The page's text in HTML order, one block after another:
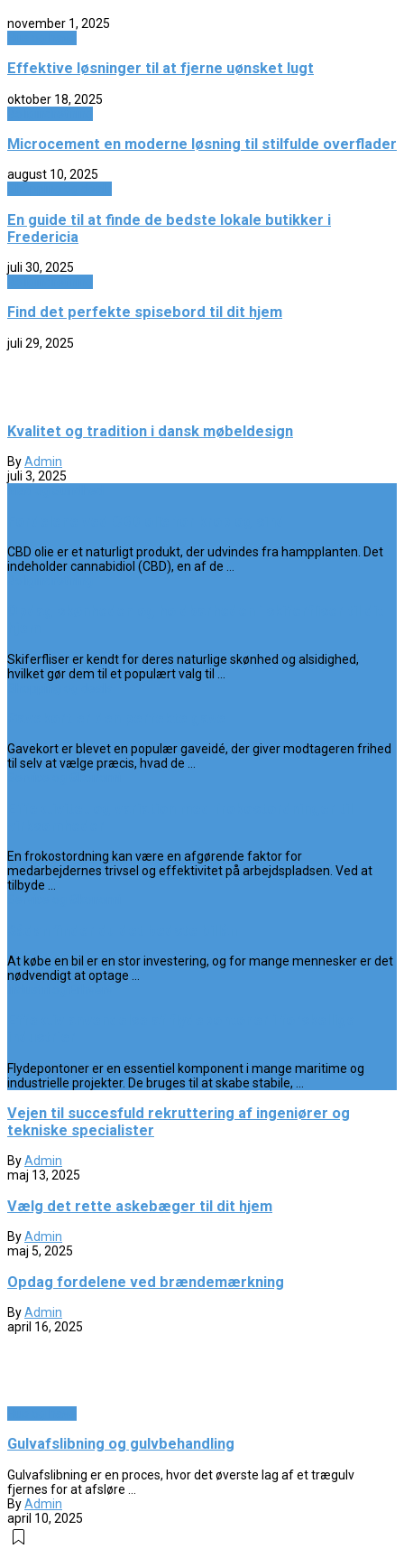
november 1, 2025
Effektive løsninger til at fjerne uønsket lugt
oktober 18, 2025
Microcement en moderne løsning til stilfulde overflader
august 10, 2025
En guide til at finde de bedste lokale butikker i
Fredericia
juli 30, 2025
Find det perfekte spisebord til dit hjem
juli 29, 2025
Kvalitet og tradition i dansk møbeldesign
ByAdmin
juli 3, 2025
CBD olie er et naturligt produkt, der udvindes fra hampplanten. Det
indeholder cannabidiol (CBD), en af de ...
Skiferfliser er kendt for deres naturlige skønhed og alsidighed,
hvilket gør dem til et populært valg til ...
Gavekort er blevet en populær gaveidé, der giver modtageren frihed
til selv at vælge præcis, hvad de ...
En frokostordning kan være en afgørende faktor for
medarbejdernes trivsel og effektivitet på arbejdspladsen. Ved at
tilbyde ...
At købe en bil er en stor investering, og for mange mennesker er det
nødvendigt at optage ...
Flydepontoner er en essentiel komponent i mange maritime og
industrielle projekter. De bruges til at skabe stabile, ...
Vejen til succesfuld rekruttering af ingeniører og
tekniske specialister
ByAdmin
maj 13, 2025
Vælg det rette askebæger til dit hjem
ByAdmin
maj 5, 2025
Opdag fordelene ved brændemærkning
ByAdmin
april 16, 2025
Gulvafslibning og gulvbehandling
Gulvafslibning er en proces, hvor det øverste lag af et trægulv
fjernes for at afsløre ...
ByAdmin
april 10, 2025